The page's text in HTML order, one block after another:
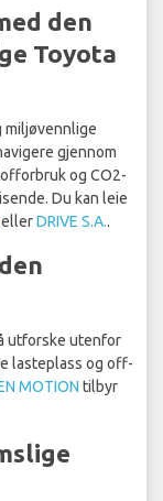
den
Toyota
miljøvennlige
gjennom
og CO2-
Du kan leie
ellerDRIVE S.A..
utforske utenfor
lasteplass og off-
MOTION tilbyr